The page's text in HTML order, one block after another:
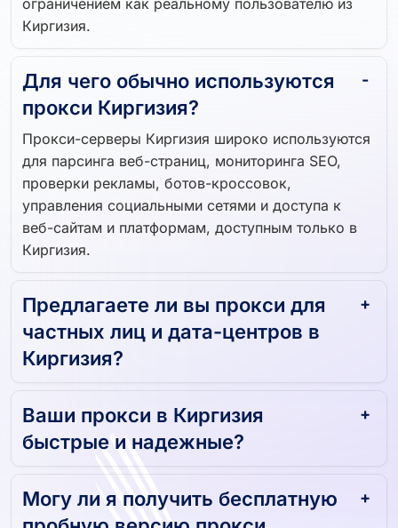
ограничением как реальному пользователю из
Киргизия.
Для чего обычно используются
прокси Киргизия?
Прокси-серверы Киргизия широко используются
для парсинга веб-страниц, мониторинга SEO,
проверки рекламы, ботов-кроссовок,
управления социальными сетями и доступа к
веб-сайтам и платформам, доступным только в
Киргизия.
Предлагаете ли вы прокси для
частных лиц и дата-центров в
Киргизия?
Ваши прокси в Киргизия
быстрые и надежные?
Могу ли я получить бесплатную